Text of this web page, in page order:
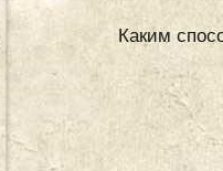
Каким